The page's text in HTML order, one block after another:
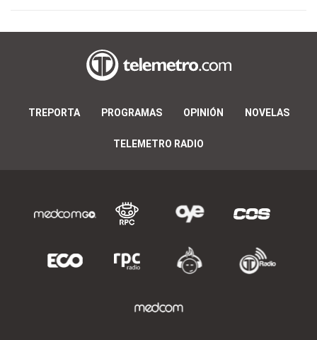
TREPORTA PROGRAMAS OPINIÓN NOVELAS
TELEMETRO RADIO